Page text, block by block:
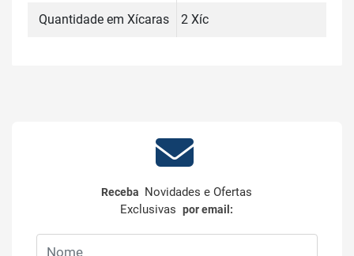
Quantidade em Xícaras 2 Xíc
Receba Novidades e Ofertas
Exclusivaspor email: